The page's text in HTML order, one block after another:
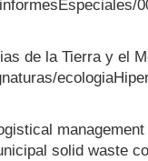
de la Tierra y el
solid waste